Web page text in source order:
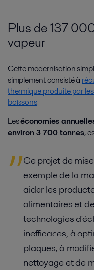
Plus de 137
vapeur
Cette modernisation
simplement consisté à
thermique produite par
boissons.
Leséconomies
environ 3 700 tonnes,
Ce projet de
exemple de la
aider les
alimentaires et
technologies
inefficaces, à
plaques, à
nettoyage et de